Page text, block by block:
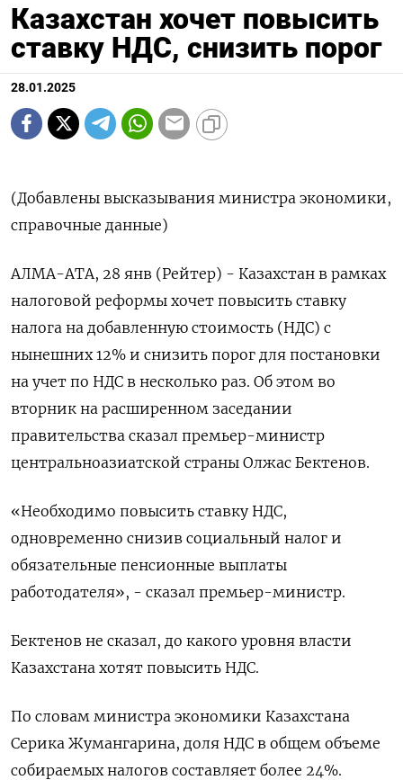
Казахстан хочет повысить
ставку НДС, снизить порог
28.01.2025
(Добавлены высказывания министра экономики,
справочные данные)
АЛМА-АТА, 28 янв (Рейтер) - Казахстан в рамках
налоговой реформы хочет повысить ставку
налога на добавленную стоимость (НДС) с
нынешних 12% и снизить порог для постановки
на учет по НДС в несколько раз. Об этом во
вторник на расширенном заседании
правительства сказал премьер-министр
центральноазиатской страны Олжас Бектенов.
«Необходимо повысить ставку НДС,
одновременно снизив социальный налог и
обязательные пенсионные выплаты
работодателя», - сказал премьер-министр.
Бектенов не сказал, до какого уровня власти
Казахстана хотят повысить НДС.
По словам министра экономики Казахстана
Серика Жумангарина, доля НДС в общем объеме
собираемых налогов составляет более 24%.